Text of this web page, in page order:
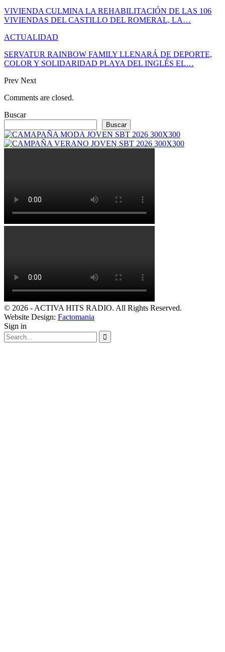
VIVIENDA CULMINA LA REHABILITACIÓN DE LAS 106
VIVIENDAS DEL CASTILLO DEL ROMERAL, LA…
ACTUALIDAD
SERVATUR RAINBOW FAMILY LLENARÁ DE DEPORTE,
COLOR Y SOLIDARIDAD PLAYA DEL INGLÉS EL…
Prev Next
Comments are closed.
Buscar
Buscar
© 2026 - ACTIVA HITS RADIO. All Rights Reserved.
Website Design: Factomania
Sign in